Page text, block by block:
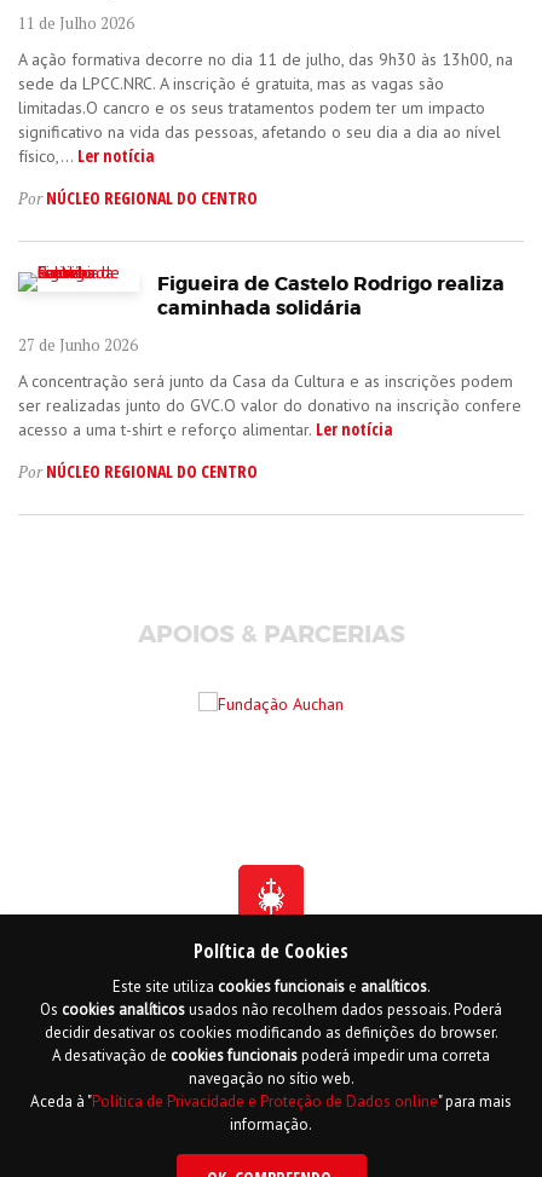
Política de Cookies
Este site utiliza cookiesfuncionaise analíticos.
Os cookies analíticosusados não recolhem dados pessoais. Poderá
decidir desativar os cookies modificando as definições do browser.
A desativação de cookiesfuncionaispoderá impedir uma correta
navegação no sítio web.
Aceda à "Política de Privacidade e Proteção de Dados online" para mais
informação.
11 de Julho 2026
A ação formativa decorre no dia 11 de julho, das 9h30 às 13h00, na
sede da LPCC.NRC. A inscrição é gratuita, mas as vagas são
limitadas.O cancro e os seus tratamentos podem ter um impacto
significativo na vida das pessoas, afetando o seu dia a dia ao nível
físico,... Ler notícia
PorNÚCLEO REGIONAL DO CENTRO
Figueira de Castelo Rodrigo realiza
caminhada solidária
27 de Junho 2026
A concentração será junto da Casa da Cultura e as inscrições podem
ser realizadas junto do GVC.O valor do donativo na inscrição confere
acesso a uma t-shirt e reforço alimentar. Ler notícia
PorNÚCLEO REGIONAL DO CENTRO
APOIOS & PARCERIAS
Fundada em 1941
Membro Honorário da Ordem de Benemerência - 1966
Membro Honorário da Ordem de Cristo - 2006
Ordem do Infante D. Henrique - 2016
Livro de reclamações online
Política de Privacidade e Proteção de Dados
English
Copyright LPCC 2015 Desenvolvido porHi INTERACTIVE
porPTisp